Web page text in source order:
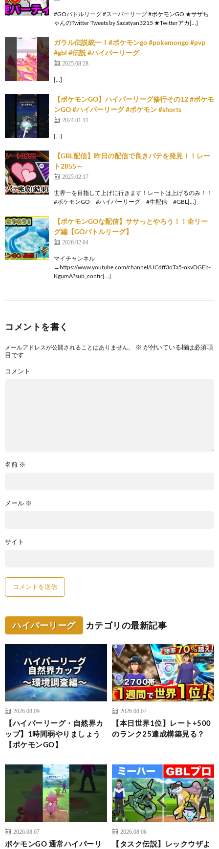
#GOバトルリーグ #スーパーリーグ #ポケモンGO ★サザち
ゃんのTwitter Tweets by Sazatyan3215 ★Twitterアカ[…]
ガラル伝説統一！#ポケモンgo #pokemongo #pvp
#gbl #伝説 #ハイパーリーグ
2025.08.28
[…]
【ポケモンGO】ハイパーリーグ修行その12 #ポケモ
ンGO #ハイパーリーグ #ポケモン #shorts
2024.01.11
[…]
【GBL配信】昨日の配信で良きパテを発見！！レー
ト2855～
2025.02.17
世界一を目指して上げに行きます！レートは上げるのみ！！
#ポケモンGO #ハイパーリーグ #生配信 #GBL[…]
【ポケモンGOな配信】ササっとやろう！！全リー
グ編【GOバトルリーグ】
2026.02.04
マイチャンネル
→https://www.youtube.com/channel/UCdff3oTa5-okvDGEb-
KgumA?sub_confir[…]
コメントを書く
メールアドレスが公開されることはありません。 ※ が付いている欄は必須項
目です
コメント
名前 ※
メール ※
サイト
ハイパーリーグ カテゴリの最新記事
2026.08.09
【ハイパーリーグ・自然界カ
ップ】1時間弱やりましょう
【ポケモンGO】
2026.08.07
【本日世界1位】レート+500
のランク25達成構築見る？
2026.08.07
ポケモンGO 通常ハイパーリ
2026.08.06
【タスク伝説】レックウザよ